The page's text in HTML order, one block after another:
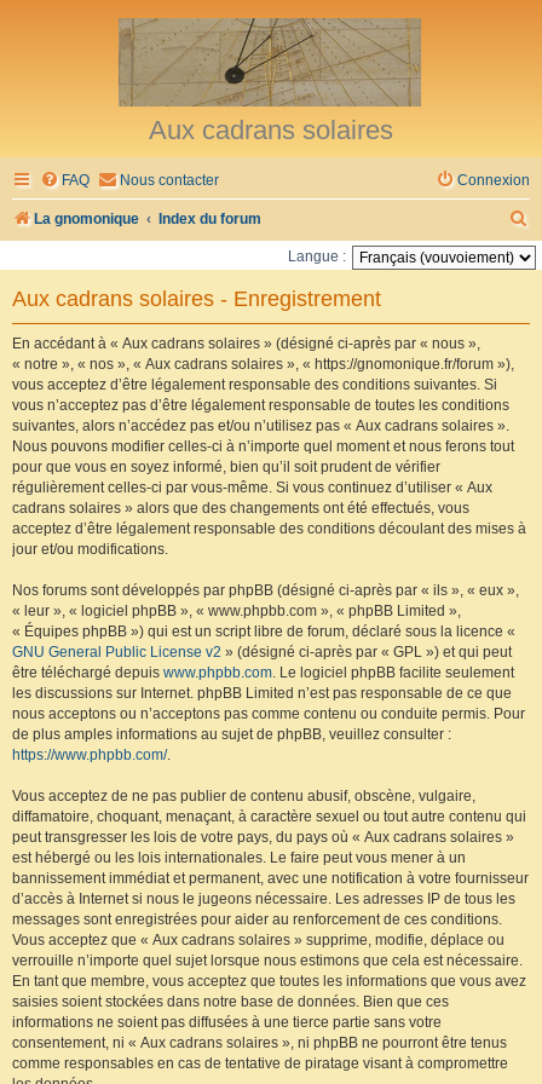
Aux cadrans solaires
FAQ Nous contacter Connexion
La gnomonique Index du forum
e
Langue :
Aux cadrans solaires - Enregistrement
En accédant à « Aux cadrans solaires » (désigné ci-après par « nous »,
« notre », « nos », « Aux cadrans solaires », « https://gnomonique.fr/forum »),
vous acceptez d’être légalement responsable des conditions suivantes. Si
vous n’acceptez pas d’être légalement responsable de toutes les conditions
suivantes, alors n’accédez pas et/ou n’utilisez pas « Aux cadrans solaires ».
Nous pouvons modifier celles-ci à n’importe quel moment et nous ferons tout
pour que vous en soyez informé, bien qu’il soit prudent de vérifier
régulièrement celles-ci par vous-même. Si vous continuez d’utiliser « Aux
cadrans solaires » alors que des changements ont été effectués, vous
acceptez d’être légalement responsable des conditions découlant des mises à
jour et/ou modifications.
Nos forums sont développés par phpBB (désigné ci-après par « ils », « eux »,
« leur », « logiciel phpBB », « www.phpbb.com », « phpBB Limited »,
« Équipes phpBB ») qui est un script libre de forum, déclaré sous la licence «
GNU General Public License v2 » (désigné ci-après par « GPL ») et qui peut
être téléchargé depuis www.phpbb.com. Le logiciel phpBB facilite seulement
les discussions sur Internet. phpBB Limited n’est pas responsable de ce que
nous acceptons ou n’acceptons pas comme contenu ou conduite permis. Pour
de plus amples informations au sujet de phpBB, veuillez consulter :
https://www.phpbb.com/.
Vous acceptez de ne pas publier de contenu abusif, obscène, vulgaire,
diffamatoire, choquant, menaçant, à caractère sexuel ou tout autre contenu qui
peut transgresser les lois de votre pays, du pays où « Aux cadrans solaires »
est hébergé ou les lois internationales. Le faire peut vous mener à un
bannissement immédiat et permanent, avec une notification à votre fournisseur
d’accès à Internet si nous le jugeons nécessaire. Les adresses IP de tous les
messages sont enregistrées pour aider au renforcement de ces conditions.
Vous acceptez que « Aux cadrans solaires » supprime, modifie, déplace ou
verrouille n’importe quel sujet lorsque nous estimons que cela est nécessaire.
En tant que membre, vous acceptez que toutes les informations que vous avez
saisies soient stockées dans notre base de données. Bien que ces
informations ne soient pas diffusées à une tierce partie sans votre
consentement, ni « Aux cadrans solaires », ni phpBB ne pourront être tenus
comme responsables en cas de tentative de piratage visant à compromettre